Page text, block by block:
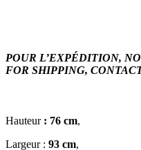
POUR L’EXPÉDITION,
FOR SHIPPING,
Hauteur: 76 cm,
Largeur : 93 cm,